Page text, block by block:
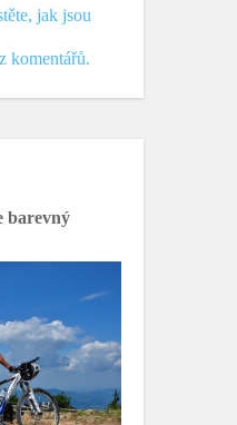
jak jsou
komentářů.
barevný